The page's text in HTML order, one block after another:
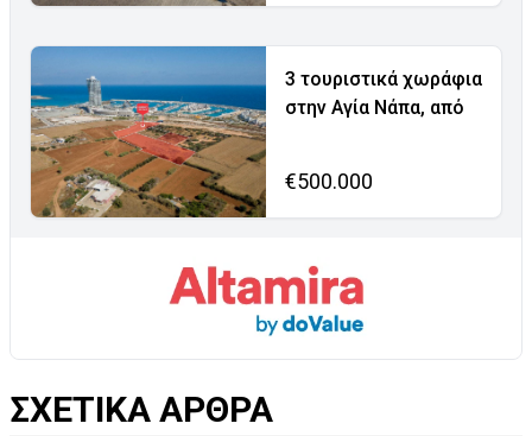
3 τουριστικά χωράφια
στην Αγία Νάπα, από
€500.000
ΣΧΕΤΙΚΑ ΑΡΘΡΑ